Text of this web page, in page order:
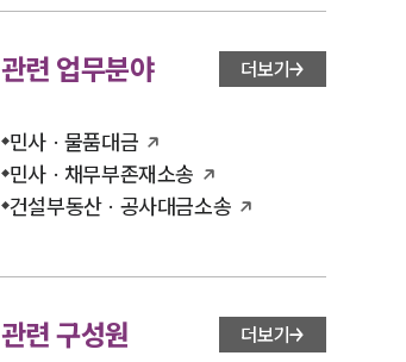
관련 업무분야 더보기
민사 · 물품대금
민사 · 채무부존재소송
건설부동산 · 공사대금소송
관련 구성원 더보기